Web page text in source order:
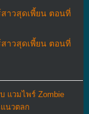
สาวสุดเพี้ยน ตอนที่
สาวสุดเพี้ยน ตอนที่
แวมไพร์ Zombie
นวตลก